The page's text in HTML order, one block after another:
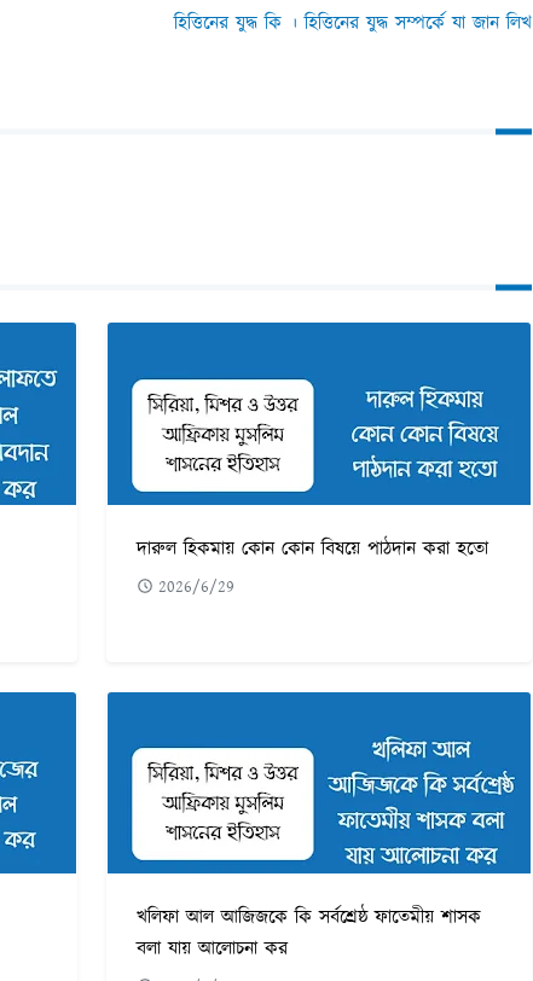
হিত্তিনের যুদ্ধ কি । হিত্তিনের যুদ্ধ সম্পর্কে যা জান লিখ
দারুল হিকমায় কোন কোন বিষয়ে পাঠদান করা হতো
2026/6/29
খলিফা আল আজিজকে কি সর্বশ্রেষ্ঠ ফাতেমীয় শাসক
বলা যায় আলোচনা কর